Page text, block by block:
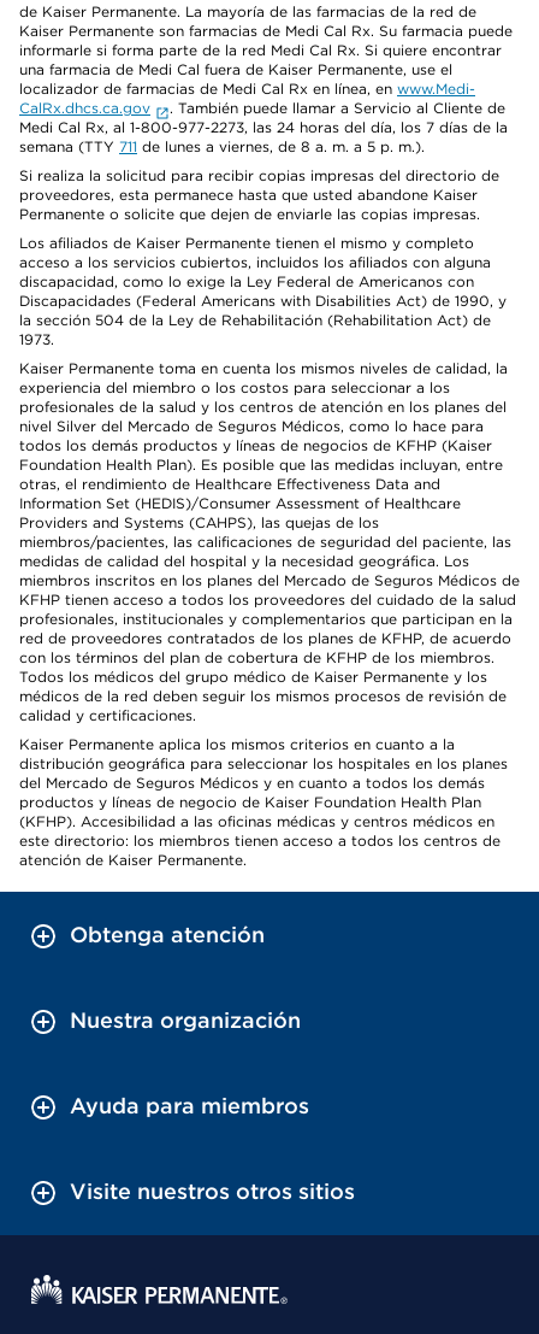
de Kaiser Permanente. La mayoría de las farmacias de la red de
Kaiser Permanente son farmacias de Medi Cal Rx. Su farmacia puede
informarle si forma parte de la red Medi Cal Rx. Si quiere encontrar
una farmacia de Medi Cal fuera de Kaiser Permanente, use el
localizador de farmacias de Medi Cal Rx en línea, en www.Medi-
CalRx.dhcs.ca.gov
. También puede llamar a Servicio al Cliente de
Medi Cal Rx, al 1-800-977-2273, las 24 horas del día, los 7 días de la
semana (TTY 711 de lunes a viernes, de 8 a. m. a 5 p. m.).
Si realiza la solicitud para recibir copias impresas del directorio de
proveedores, esta permanece hasta que usted abandone Kaiser
Permanente o solicite que dejen de enviarle las copias impresas.
Los afiliados de Kaiser Permanente tienen el mismo y completo
acceso a los servicios cubiertos, incluidos los afiliados con alguna
discapacidad, como lo exige la Ley Federal de Americanos con
Discapacidades (Federal Americans with Disabilities Act) de 1990, y
la sección 504 de la Ley de Rehabilitación (Rehabilitation Act) de
1973.
Kaiser Permanente toma en cuenta los mismos niveles de calidad, la
experiencia del miembro o los costos para seleccionar a los
profesionales de la salud y los centros de atención en los planes del
nivel Silver del Mercado de Seguros Médicos, como lo hace para
todos los demás productos y líneas de negocios de KFHP (Kaiser
Foundation Health Plan). Es posible que las medidas incluyan, entre
otras, el rendimiento de Healthcare Effectiveness Data and
Information Set (HEDIS)/Consumer Assessment of Healthcare
Providers and Systems (CAHPS), las quejas de los
miembros/pacientes, las calificaciones de seguridad del paciente, las
medidas de calidad del hospital y la necesidad geográfica. Los
miembros inscritos en los planes del Mercado de Seguros Médicos de
KFHP tienen acceso a todos los proveedores del cuidado de la salud
profesionales, institucionales y complementarios que participan en la
red de proveedores contratados de los planes de KFHP, de acuerdo
con los términos del plan de cobertura de KFHP de los miembros.
Todos los médicos del grupo médico de Kaiser Permanente y los
médicos de la red deben seguir los mismos procesos de revisión de
calidad y certificaciones.
Kaiser Permanente aplica los mismos criterios en cuanto a la
distribución geográfica para seleccionar los hospitales en los planes
del Mercado de Seguros Médicos y en cuanto a todos los demás
productos y líneas de negocio de Kaiser Foundation Health Plan
(KFHP). Accesibilidad a las oficinas médicas y centros médicos en
este directorio: los miembros tienen acceso a todos los centros de
atención de Kaiser Permanente.
Obtenga atención
Nuestra organización
Ayuda para miembros
Visite nuestros otros sitios